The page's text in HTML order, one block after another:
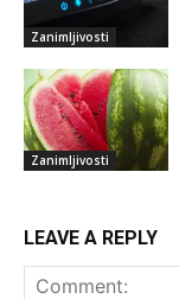
Zanimljivosti
Zanimljivosti
LEAVE A REPLY